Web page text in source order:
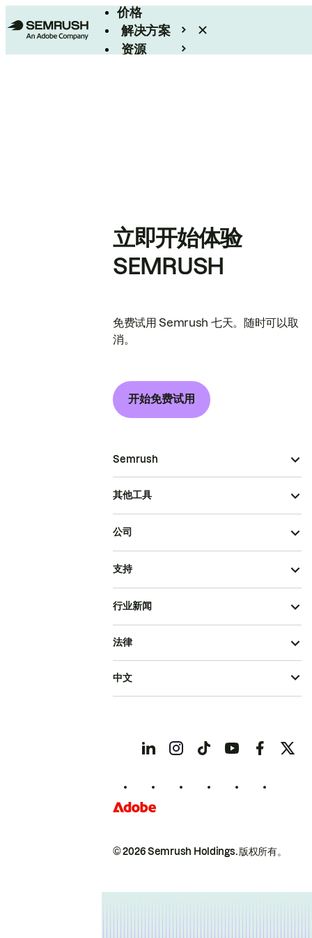
价格
解决方案
资源
立即开始体验
SEMRUSH
免费试用 Semrush 七天。随时可以取
消。
开始免费试用
Semrush
其他工具
公司
支持
行业新闻
© 2026 Semrush Holdings.版权所有。
法律
中文